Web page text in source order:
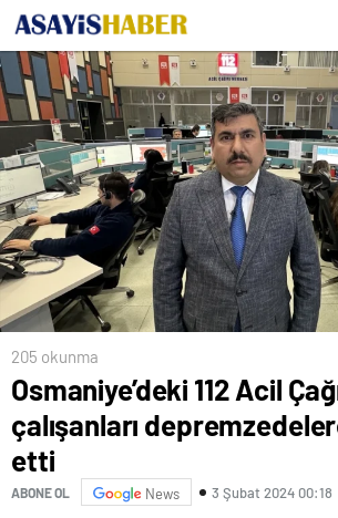
205 okunma
Osmaniye’deki 112 Acil
çalışanları
etti
ABONE OL News 3 Şubat 2024 00:18